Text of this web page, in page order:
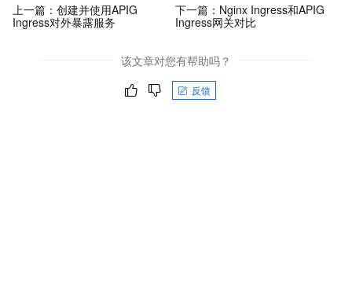
上一篇： 创建并使用APIG
Ingress对外暴露服务
下一篇： Nginx Ingress和APIG
Ingress网关对比
该文章对您有帮助吗？
反馈